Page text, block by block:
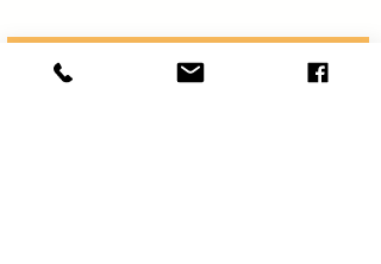
Heures d'ouverture